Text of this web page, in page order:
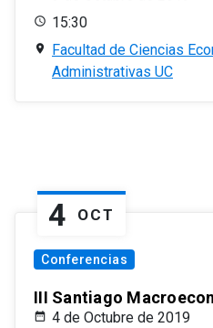
15:30
Facultad de Ciencias
Administrativas UC
4 OCT
Conferencias
III Santiago
4 de Octubre de 2019